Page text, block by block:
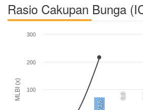
Rasio Cakupan Bunga
MLBI (x)
71,6
0,0
100
200
300